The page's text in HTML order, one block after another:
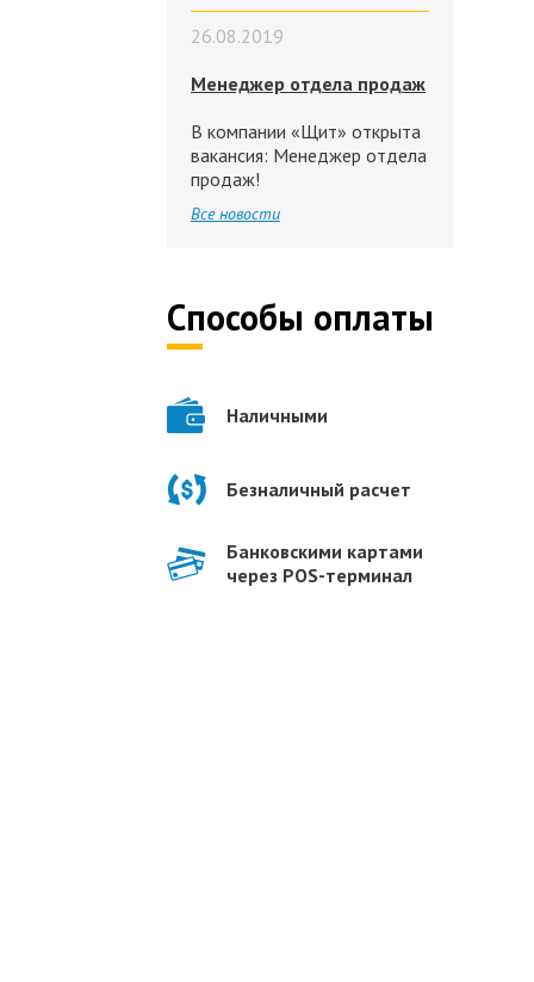
26.08.2019
Менеджер отдела продаж
В компании «Щит» открыта
вакансия: Менеджер отдела
продаж!
Все новости
Способы оплаты
Наличными
Безналичный расчет
Банковскими картами
через POS-терминал